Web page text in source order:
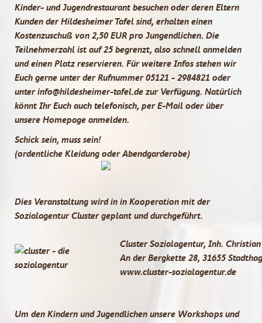
Kinder- und Jugendrestaurant besuchen oder deren Eltern
Kunden der Hildesheimer Tafel sind, erhalten einen
Kostenzuschuß von 2,50 EUR pro Jungendlichen. Die
Teilnehmerzahl ist auf 25 begrenzt, also schnell anmelden
und einen Platz reservieren. Für weitere Infos stehen wir
Euch gerne unter der Rufnummer 05121 - 2984821 oder
unter info@hildesheimer-tafel.de zur Verfügung. Natürlich
könnt Ihr Euch auch telefonisch, per E-Mail oder über
unsere Homepage anmelden.
Schick sein, muss sein!
(ordentliche Kleidung oder Abendgarderobe)
Dies Veranstaltung wird in in Kooperation mit der
Sozialagentur Cluster geplant und durchgeführt.
Cluster Sozialagentur, Inh.
An der Bergkette 28, 31655
www.cluster-sozialagentur.de
Um den Kindern und Jugendlichen unsere Workshops und